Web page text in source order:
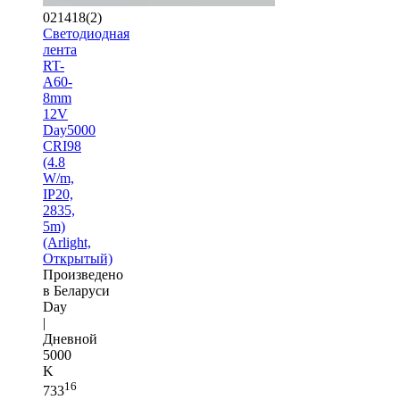
021418(2)
Светодиодная
лента
RT-
A60-
8mm
12V
Day5000
CRI98
(4.8
W/m,
IP20,
2835,
5m)
(Arlight,
Открытый)
Произведено
в Беларуси
Day
|
Дневной
5000
K
73316